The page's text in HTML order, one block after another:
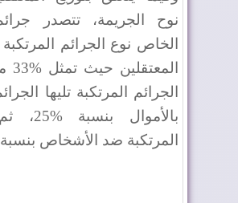
نوح الجريمة، تتصدر
الخاص نوع الجرائم
الجرائم المرتكبة تليها
بالأموال
المرتكبة ضد الأشخاص بنسبة 16%